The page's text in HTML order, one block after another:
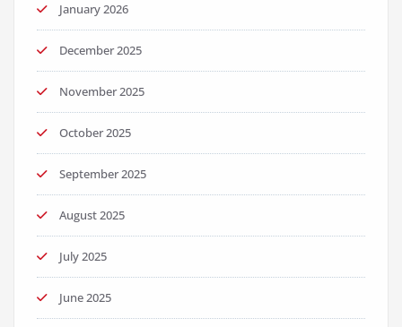
January 2026
December 2025
November 2025
October 2025
September 2025
August 2025
July 2025
June 2025